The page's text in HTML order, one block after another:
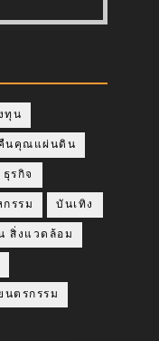
ทุน
นคุณแผ่นดิน
ธุรกิจ
รรม บันเทิง
สิ่งแวดล้อม
นตรกรรม